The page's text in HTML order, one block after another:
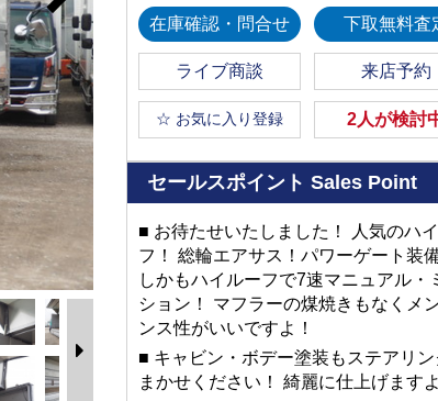
在庫確認・問合せ 下取無料査
ライブ商談 来店予約
☆ お気に入り登録 2人が検討
セールスポイント Sales Point
■ お待たせいたしました！ 人気のハ
フ！ 総輪エアサス！パワーゲート装備
しかもハイルーフで7速マニュアル・
ション！ マフラーの煤焼きもなくメ
ンス性がいいですよ！
■ キャビン・ボデー塗装もステアリン
まかせください！ 綺麗に仕上げますよ